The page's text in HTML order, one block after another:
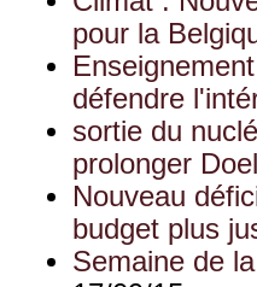
pour la
défendre
sortie du
prolonger
Nouveau
budget plus
Semaine de